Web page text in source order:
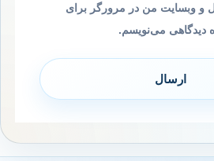
و وبسایت من در مرورگر برای
دیدگاهی می‌نویسم.